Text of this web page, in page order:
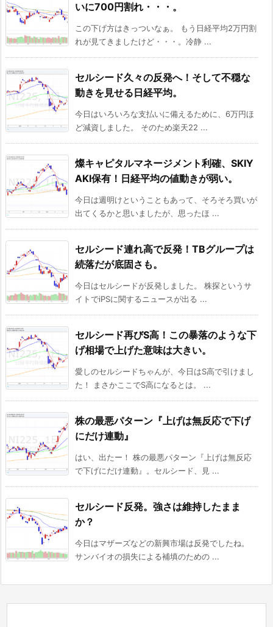
いに700円割れ・・・。
この下げ方はきっついなぁ。 もう日経平均2万円割
れが見てきましたけど・・・。冷静 ...
セルシード久々の反発へ！そして不穏な
動きを見せる日経平均。
今日はいろいろな支払いに備えるために、6万円ほ
ど減資しました。 そのため楽天22 ...
燦キャピタルマネージメント利確、SKIY
AKI保有！日経平均の値動きが弱い。
今日は週明けということもあって、そろそろ買いが
出てくるかと思いましたが、思ったほ ...
セルシード連れ高で反発！TBグループは
続落だが底固さも。
今日はセルシードが反発しました。 株探というサ
イトでiPSに関するニュースが出る ...
セルシード再びS高！この暴落のような下
げ相場で上げた意味は大きい。
愛しのセルシードちゃんが、今日はS高で引けまし
た！ まさかここでS高になるとは。 ...
株の最悪パターン『上げは無反応で下げ
にだけ連動』
はい、出たー！ 株の最悪パターン『上げは無反応
で下げにだけ連動』。セルシード、見 ...
セルシード反発。強さは維持したまま
か？
今日はマザーズなどの新興市場は反発でしたね。
サンバイオの損失による補填のための ...